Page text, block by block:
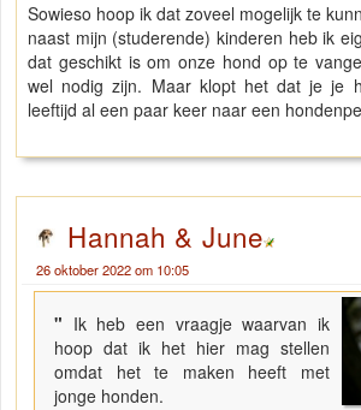
Sowieso hoop ik dat zoveel mogelijk te
naast mijn (studerende) kinderen heb ik
dat geschikt is om onze hond op te
wel nodig zijn. Maar klopt het dat je je
leeftijd al een paar keer naar een
Hannah & June
26 oktober 2022 om 10:05
" Ik heb een vraagje waarvan ik
hoop dat ik het hier mag stellen
omdat het te maken heeft met
jonge honden.